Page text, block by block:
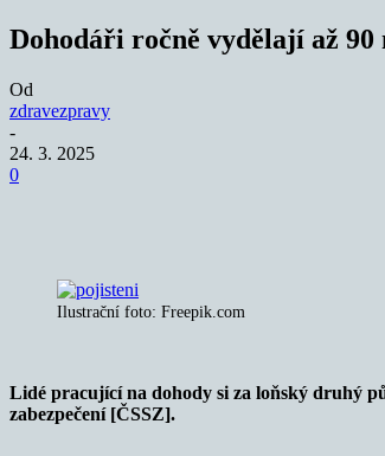
Dohodáři ročně vydělají až
Od
zdravezpravy
-
24. 3. 2025
0
Ilustrační foto: Freepik.com
Lidé pracující na dohody si za loňský druhý
zabezpečení [ČSSZ].